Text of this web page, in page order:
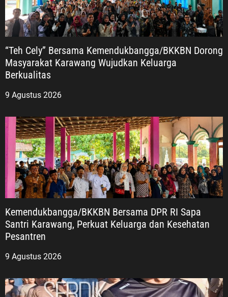
“Teh Cely” Bersama Kemendukbangga/BKKBN Dorong
Masyarakat Karawang Wujudkan Keluarga
Berkualitas
9 Agustus 2026
Kemendukbangga/BKKBN Bersama DPR RI Sapa
Santri Karawang, Perkuat Keluarga dan Kesehatan
Pesantren
9 Agustus 2026